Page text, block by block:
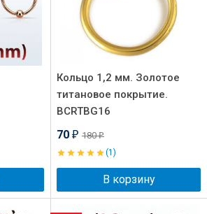
Кольцо 1,2 мм. Золотое
титановое покрытие.
BCRTBG16
70 ₽ 180₽
(1)
В корзину